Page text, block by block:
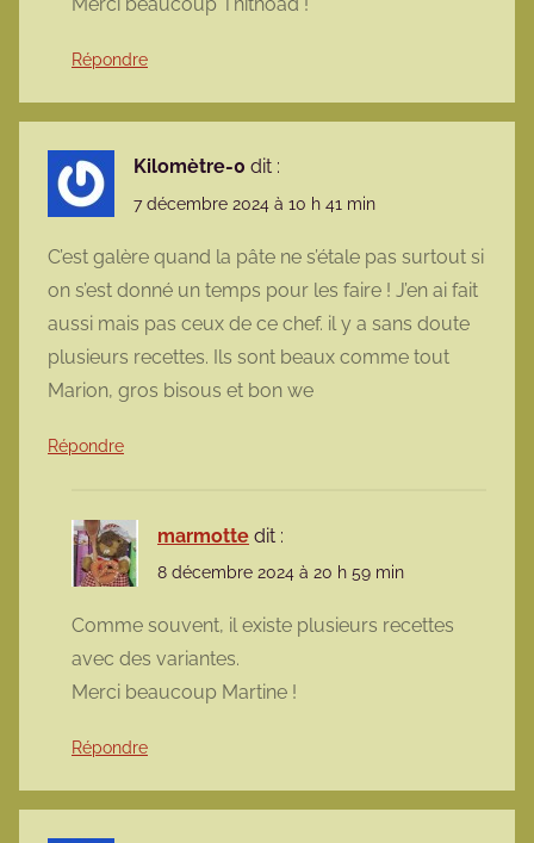
Merci beaucoup Thithoad !
Répondre
Kilomètre-0 dit :
7 décembre 2024 à 10 h 41 min
C’est galère quand la pâte ne s’étale pas surtout si
on s’est donné un temps pour les faire ! J’en ai fait
aussi mais pas ceux de ce chef. il y a sans doute
plusieurs recettes. Ils sont beaux comme tout
Marion, gros bisous et bon we
Répondre
marmotte dit :
8 décembre 2024 à 20 h 59 min
Comme souvent, il existe plusieurs recettes
avec des variantes.
Merci beaucoup Martine !
Répondre